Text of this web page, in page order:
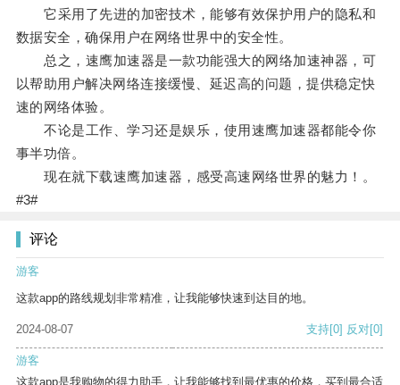
它采用了先进的加密技术，能够有效保护用户的隐私和
数据安全，确保用户在网络世界中的安全性。
总之，速鹰加速器是一款功能强大的网络加速神器，可
以帮助用户解决网络连接缓慢、延迟高的问题，提供稳定快
速的网络体验。
不论是工作、学习还是娱乐，使用速鹰加速器都能令你
事半功倍。
现在就下载速鹰加速器，感受高速网络世界的魅力！。
#3#
评论
游客
这款app的路线规划非常精准，让我能够快速到达目的地。
2024-08-07 支持[0] 反对[0]
游客
这款app是我购物的得力助手，让我能够找到最优惠的价格，买到最合适